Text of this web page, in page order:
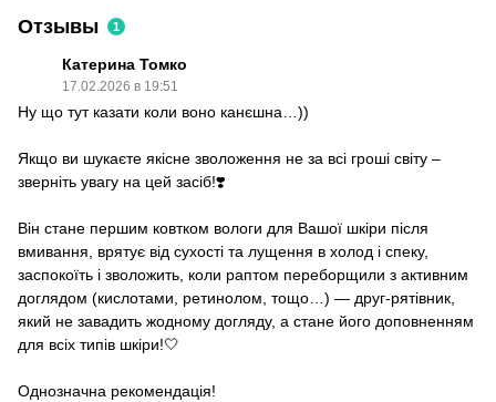
Отзывы 1
Катерина Томко
17.02.2026 в 19:51
Ну що тут казати коли воно канєшна…))
Якщо ви шукаєте якісне зволоження не за всі гроші світу –
зверніть увагу на цей засіб!❣️
Він стане першим ковтком вологи для Вашої шкіри після
вмивання, врятує від сухості та лущення в холод і спеку,
заспокоїть і зволожить, коли раптом переборщили з активним
доглядом (кислотами, ретинолом, тощо…) — друг-рятівник,
який не завадить жодному догляду, а стане його доповненням
для всіх типів шкіри!🤍
Однозначна рекомендація!